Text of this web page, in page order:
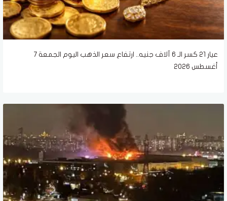
عيار 21 كسر الـ 6 آلاف جنيه.. ارتفاع سعر الذهب اليوم الجمعة 7
أغسطس 2026